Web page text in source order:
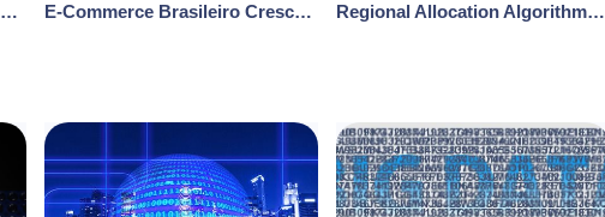
Analise Opiniao Consumidor E-commerce Reputacao Marca Vendas Brasil E-Commerce Brasileiro Cresce com Digitalizacao do Varejo e Novas Estrategias de Precificacao Regional Allocation Algorithm: Logistics Brazil 2026